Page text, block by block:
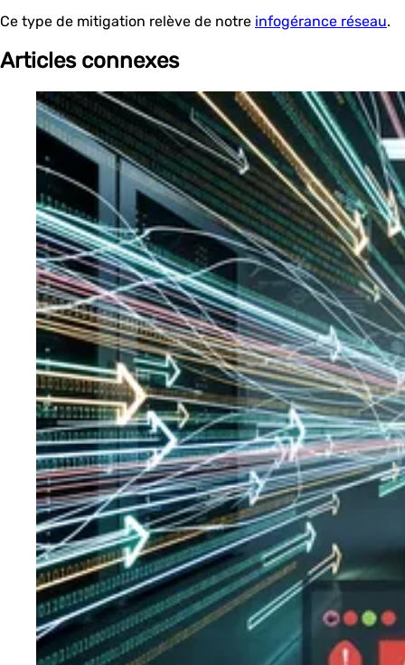
Ce type de mitigation relève de notre infogérance réseau.
Articles connexes